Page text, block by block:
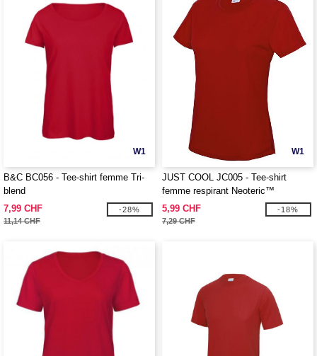
W1
B&C BC056 - Tee-shirt femme Tri-
blend
7,99 CHF
11,14 CHF
-28%
W1
JUST COOL JC005 - Tee-shirt
femme respirant Neoteric™
5,99 CHF
7,29 CHF
-18%